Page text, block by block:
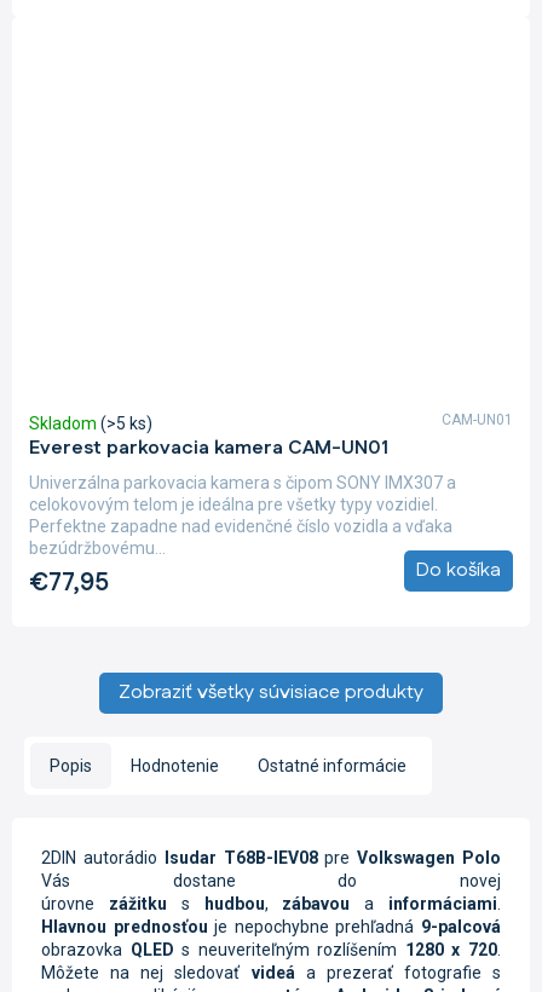
Everest parkovacia kamera CAM-UN01
Skladom (>5 ks)
€77,95 Do košíka
Univerzálna parkovacia kamera s čipom SONY IMX307 a
celokovovým telom je ideálna pre všetky typy vozidiel.
Perfektne zapadne nad evidenčné číslo vozidla a vďaka
bezúdržbovému...
CAM-UN01
Zobraziť všetky súvisiace produkty
Popis Hodnotenie Ostatné informácie
2DIN autorádio Isudar T68B-IEV08preVolkswagen Polo
Vás dostane do novej
úrovne zážitku s hudbou, zábavou a informáciami
Hlavnou prednosťou je nepochybne prehľadná 9-palcová
obrazovka QLED s neuveriteľným rozlíšením 1280 x 720
Môžete na nej sledovať videá a prezerať fotografie s